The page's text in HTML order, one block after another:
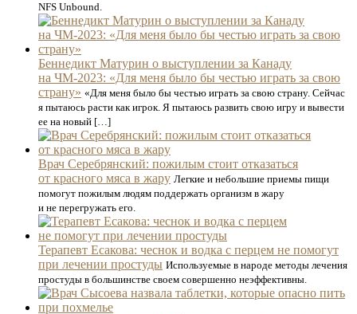
NFS Unbound.
Беннедикт Матурин о выступлении за Канаду
на ЧМ-2023: «Для меня было бы честью играть за свою
страну» «Для меня было бы честью играть за свою страну. Сейчас
я пытаюсь расти как игрок. Я пытаюсь развить свою игру и вывести
ее на новый […]
Врач Серебрянский: пожилым стоит отказаться
от красного мяса в жару Легкие и небольшие приемы пищи
помогут пожилым людям поддержать организм в жару
и не перегружать его.
Терапевт Есакова: чеснок и водка с перцем не помогут
при лечении простуды Используемые в народе методы лечения
простуды в большинстве своем совершенно неэффективны.